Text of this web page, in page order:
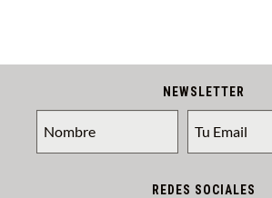
NEWSLETTER
REDES SOCIALES